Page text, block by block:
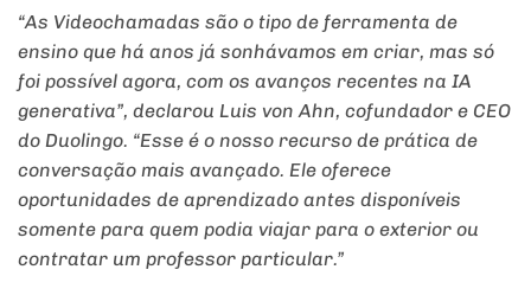
“As Videochamadas são o tipo de ferramenta de
ensino que há anos já sonhávamos em criar, mas só
foi possível agora, com os avanços recentes na IA
generativa”, declarou Luis von Ahn, cofundador e CEO
do Duolingo. “Esse é o nosso recurso de prática de
conversação mais avançado. Ele oferece
oportunidades de aprendizado antes disponíveis
somente para quem podia viajar para o exterior ou
contratar um professor particular.”